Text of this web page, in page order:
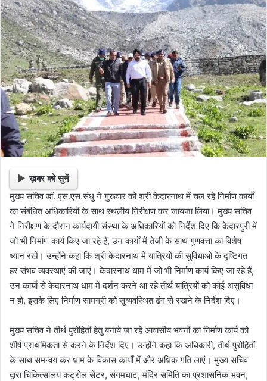
e
m
a
i
l
ख़बर को सुनें
मुख्य सचिव डॉ. एस.एस.संधु ने गुरूवार को श्री केदारनाथ में चल रहे निर्माण कार्यों
का संबंधित अधिकारियों के साथ स्थलीय निरीक्षण कर जायजा लिया। मुख्य सचिव
ने निरीक्षण के दौरान कार्यदायी संस्था के अधिकारियों को निर्देश दिए कि केदारपुरी में
जो भी निर्माण कार्य किए जा रहे हैं, उन कार्यों में तेजी के साथ गुणवत्ता का विशेष
ध्यान रखें। उन्होंने कहा कि श्री केदारनाथ में यात्रियों की सुविधाओं के दृष्टिगत
हर संभव व्यवस्थाएं की जाएं। केदारनाथ धाम में जो भी निर्माण कार्य किए जा रहे हैं,
उन कार्यो से केदारनाथ धाम में दर्शन करने आ रहे तीर्थ यात्रियों को कोई असुविधा
न हो, इसके लिए निर्माण सामग्री को सुव्यवस्थित ढंग से रखने के निर्देश दिए।
मुख्य सचिव ने तीर्थ पुरोहितों हेतु बनाये जा रहे आवासीय भवनों का निर्माण कार्य को
शीर्ष प्राथमिकता से करने के निर्देश दिए। उन्होंने कहा कि अधिकारी, तीर्थ पुरोहितों
के साथ समन्वय कर धाम के विकास कार्यों में और अधिक गति लाएं। मुख्य सचिव
द्वारा चिकित्सालय कंट्रोल सेंटर, संगमघाट, मंदिर समिति का प्रशासनिक भवन,